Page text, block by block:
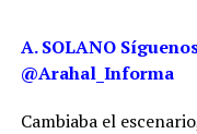
A. SOLANO
@Arahal_Informa
Cambiaba el